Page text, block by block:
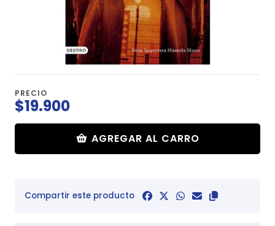
PRECIO
$19.900
AGREGAR AL CARRO
Compartir este producto